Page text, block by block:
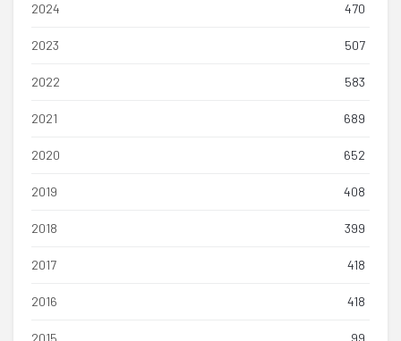
2024 470
2023 507
2022 583
2021 689
2020 652
2019 408
2018 399
2017 418
2016 418
2015 99